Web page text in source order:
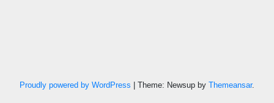
Proudly powered by WordPress Theme: Newsup by Themeansar.